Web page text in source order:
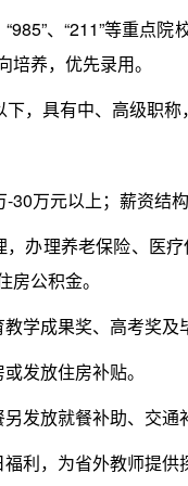
、“211”等重点院
培养，优先录用。
具有中、高级职称
万元以上；薪资结
理养老保险、医疗
公积金。
学成果奖、高考奖及
放住房补贴。
发放就餐补助、交通
利，为省外教师提供